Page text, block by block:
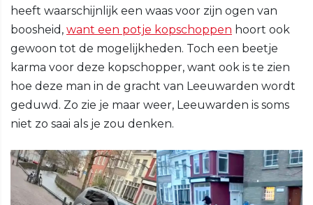
heeft waarschijnlijk een waas voor zijn ogen van
boosheid, want een potje kopschoppen hoort ook
gewoon tot de mogelijkheden. Toch een beetje
karma voor deze kopschopper, want ook is te zien
hoe deze man in de gracht van Leeuwarden wordt
geduwd. Zo zie je maar weer, Leeuwarden is soms
niet zo saai als je zou denken.